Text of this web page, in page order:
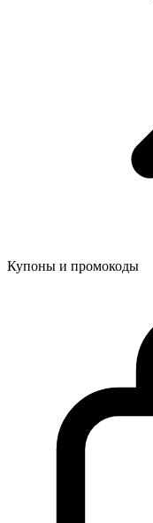
Купоны и промокоды